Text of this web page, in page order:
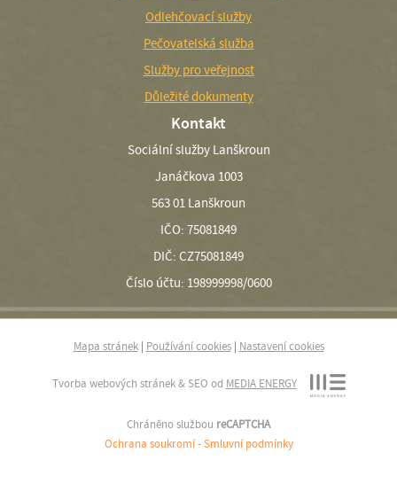
Odlehčovací služby
Pečovatelská služba
Služby pro veřejnost
Důležité dokumenty
Kontakt
Sociální služby Lanškroun
Janáčkova 1003
563 01 Lanškroun
IČO: 75081849
DIČ: CZ75081849
Číslo účtu: 198999998/0600
Mapa stránek| Používání cookies| Nastavení cookies
Tvorba webových stránek & SEO od MEDIA ENERGY
Chráněno službou reCAPTCHA
Ochrana soukromí -Smluvní podmínky